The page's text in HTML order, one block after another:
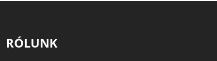
RÓLUNK